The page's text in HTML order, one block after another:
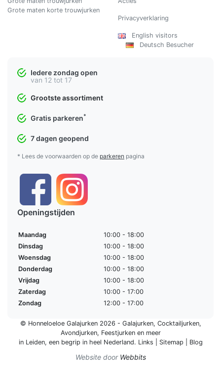
Grote maten korte trouwjurken
Privacyverklaring
English visitors
Deutsch Besucher
Iedere zondag open
van 12 tot 17
Grootste assortiment
Gratis parkeren*
7 dagen geopend
* Lees de voorwaarden op de parkeren pagina
Openingstijden
Maandag
10:00 - 18:00
Dinsdag
10:00 - 18:00
Woensdag
10:00 - 18:00
Donderdag
10:00 - 18:00
Vrijdag
10:00 - 18:00
Zaterdag
10:00 - 17:00
Zondag
12:00 - 17:00
© Honneloeloe Galajurken 2026 - Galajurken, Cocktailjurken,
Avondjurken, Feestjurkenen meer
in Leiden, een begrip in heel Nederland. Links Sitemap Blog
Website door Webbits